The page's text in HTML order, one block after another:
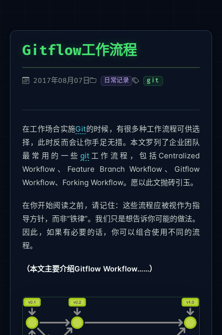
Gitflow工作流程
2017年08月07日 日常记录 git
在工作场合实施Git的时候，有很多种工作流程可供选
择，此时反而会让你手足无措。本文罗列了企业团队
最常用的一些 git工作流程，包括Centralized
Workflow、Feature Branch Workflow、Gitflow
Workflow、Forking Workflow。愿以此文抛砖引玉。
在你开始阅读之前，请记住：这些流程应被视作为指
导方针，而非“铁律”。我们只是想告诉你可能的做法。
因此，如果有必要的话，你可以组合使用不同的流
程。
（本文主要介绍Gitflow Workflow……）